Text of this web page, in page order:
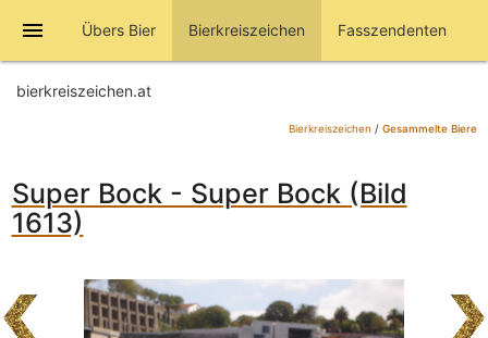
menu Übers Bier Bierkreiszeichen Fasszendenten
bierkreiszeichen.at
Bierkreiszeichen / Gesammelte Biere
Super Bock - Super Bock (Bild
1613)